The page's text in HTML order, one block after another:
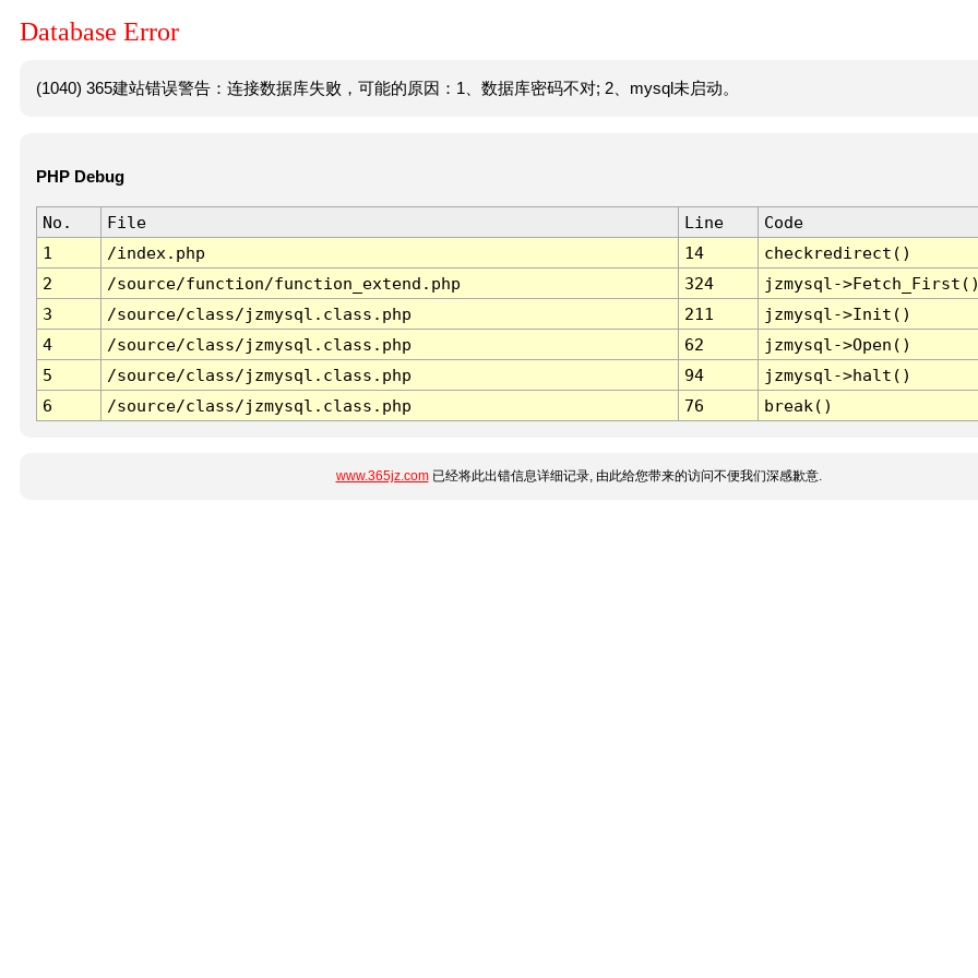
Database Error
(1040) 365建站错误警告：连接数据库失败，可能的原因：1、数据库密码不对; 2、mysql未启动。
PHP Debug
No. File Line
Code
1
/index.php 14
checkredirect()
2
/source/function/function_extend.php 324
jzmysql-
3
/source/class/jzmysql.class.php 211
jzmysql->Init()
4
/source/class/jzmysql.class.php 62
jzmysql->Open()
5
/source/class/jzmysql.class.php 94
jzmysql->halt()
6
/source/class/jzmysql.class.php 76 break()
www.365jz.com已经将此出错信息详细记录, 由此给您带来的访问不便我们深感歉意.